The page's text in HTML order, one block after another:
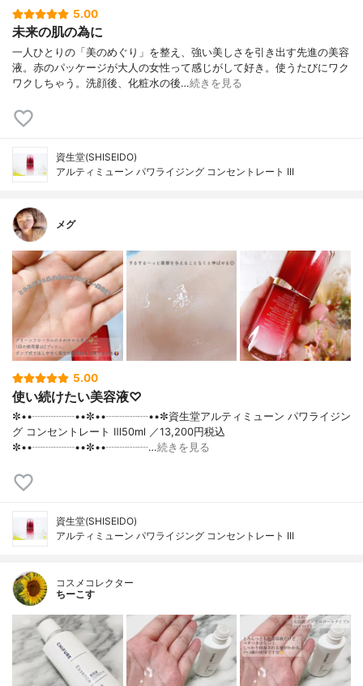
5.00
未来の肌の為に
一人ひとりの「美のめぐり」を整え、強い美しさを引き出す先進の美容
液。赤のパッケージが大人の女性って感じがして好き。使うたびにワク
ワクしちゃう。洗顔後、化粧水の後…続きを見る
資生堂(SHISEIDO)
アルティミューン パワライジング コンセントレート III
メグ
5.00
使い続けたい美容液♡
✼••┈┈┈┈••✼••┈┈┈┈••✼資生堂アルティミューン パワライジン
グ コンセントレート Ⅲ50ml ／13,200円税込
✼••┈┈┈┈••✼••┈┈┈┈…続きを見る
資生堂(SHISEIDO)
アルティミューン パワライジング コンセントレート III
コスメコレクター
ちーこす